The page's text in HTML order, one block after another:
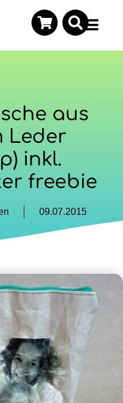
aus
Leder
inkl.
freebie
09.07.2015